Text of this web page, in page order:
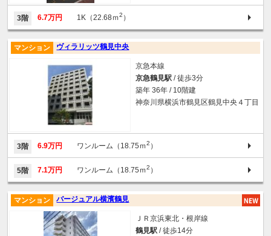
3階 6.7万円 1K（22.68ｍ2 ）
ヴィラリッツ鶴見中央
マンション
京急本線
京急鶴見駅 / 徒歩3分
築年 36年 / 10階建
神奈川県横浜市鶴見区鶴見中央４丁目
3階 6.9万円 ワンルーム（18.75ｍ2 ）
5階 7.1万円 ワンルーム（18.75ｍ2 ）
バージュアル横濱鶴見
マンション
ＪＲ京浜東北・根岸線
鶴見駅 / 徒歩14分